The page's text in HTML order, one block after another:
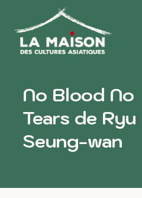
No Blood No
Tears de Ryu
Seung-wan